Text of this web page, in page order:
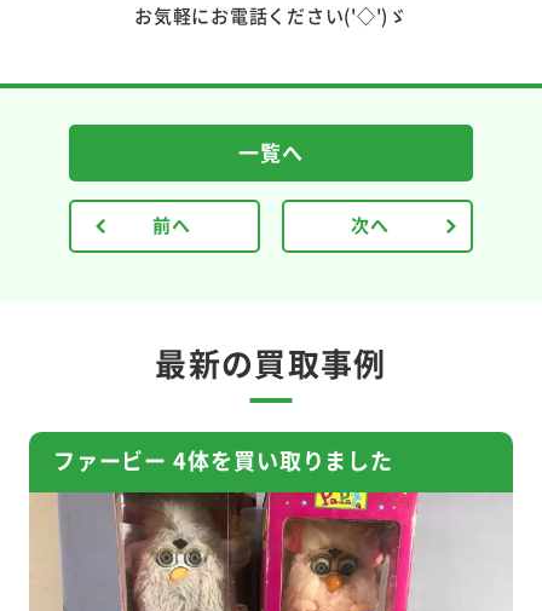
お気軽にお電話ください('◇')ゞ
前へ
一覧へ
次へ
最新の買取事例
ファービー 4体を買い取りました